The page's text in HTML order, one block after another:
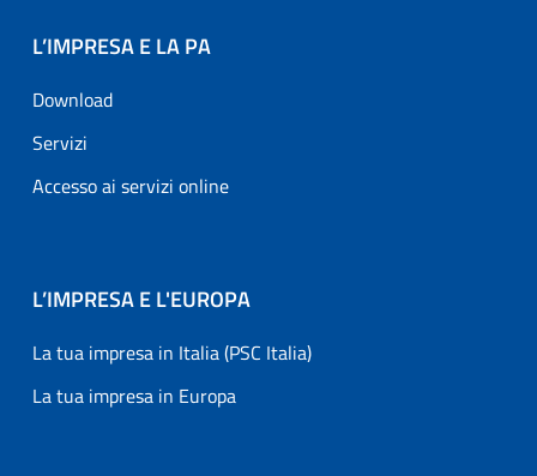
L’IMPRESA E LA PA
Download
Servizi
Accesso ai servizi online
L’IMPRESA E L'EUROPA
La tua impresa in Italia (PSC Italia)
La tua impresa in Europa